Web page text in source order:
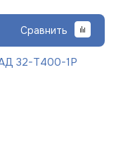
Сравнить
32-Т400-1Р